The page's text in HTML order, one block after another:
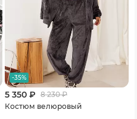
-35%
5 350 ₽ 8 230₽
Костюм велюровый